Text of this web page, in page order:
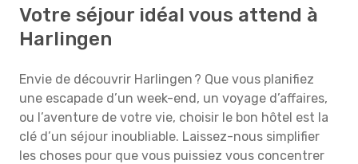
Votre séjour idéal vous attend à
Harlingen
Envie de découvrir Harlingen ? Que vous planifiez
une escapade d’un week-end, un voyage d’affaires,
ou l’aventure de votre vie, choisir le bon hôtel est la
clé d’un séjour inoubliable. Laissez-nous simplifier
les choses pour que vous puissiez vous concentrer